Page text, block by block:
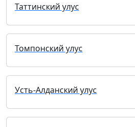
Таттинский улус
Томпонский улус
Усть-Алданский улус